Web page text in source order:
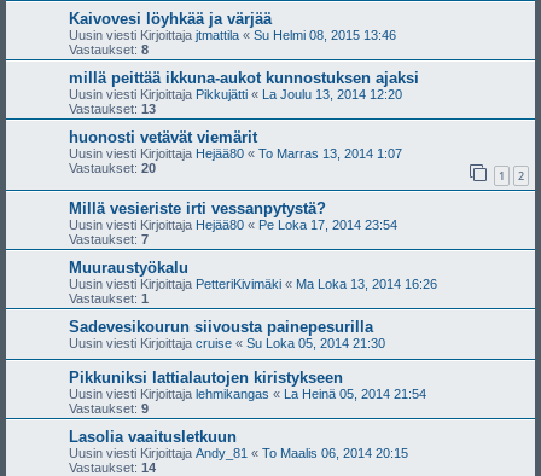
Kaivovesi löyhkää ja värjää
Uusin viesti Kirjoittaja jtmattila « Su Helmi 08, 2015 13:46
Vastaukset: 8
millä peittää ikkuna-aukot kunnostuksen ajaksi
Uusin viesti Kirjoittaja Pikkujätti «
La Joulu 13, 2014 12:20
Vastaukset: 13
huonosti vetävät viemärit
Uusin viesti Kirjoittaja Hejää80 « To Marras 13, 2014 1:07
Vastaukset: 20 1 2
Millä vesieriste irti vessanpytystä?
Uusin viesti Kirjoittaja Hejää80 « Pe Loka 17, 2014 23:54
Vastaukset: 7
Muuraustyökalu
Uusin viesti Kirjoittaja PetteriKivimäki « Ma Loka 13, 2014 16:26
Vastaukset: 1
Sadevesikourun siivousta painepesurilla
Uusin viesti Kirjoittaja cruise « Su Loka 05, 2014 21:30
Pikkuniksi lattialautojen kiristykseen
Uusin viesti Kirjoittaja lehmikangas « La Heinä 05, 2014 21:54
Vastaukset: 9
Lasolia vaaitusletkuun
Uusin viesti Kirjoittaja Andy_81 « To Maalis 06, 2014 20:15
Vastaukset: 14